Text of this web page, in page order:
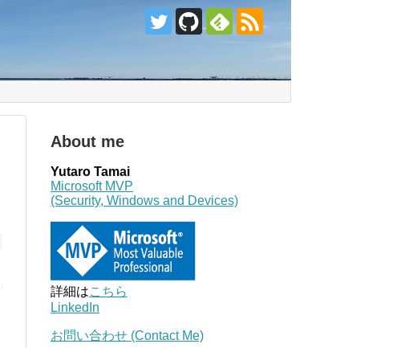
About me
Yutaro Tamai
Microsoft MVP
(Security, Windows and Devices)
詳細はこちら
LinkedIn
お問い合わせ (Contact Me)